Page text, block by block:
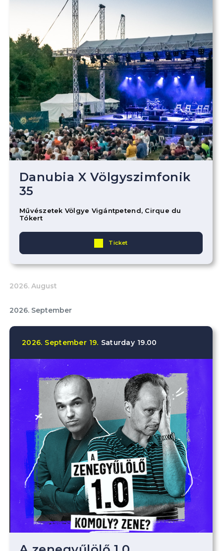
Danubia X Völgyszimfonik
35
Művészetek Völgye Vigántpetend, Cirque du
Tókert
Ticket
2026. August
2026. September
2026. September 19. Saturday 19.00